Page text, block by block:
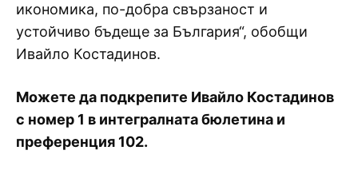
икономика, по-добра свързаност и
устойчиво бъдеще за България“, обобщи
Ивайло Костадинов.
Можете да подкрепите Ивайло Костадинов
с номер 1 в интегралната бюлетина и
преференция 102.